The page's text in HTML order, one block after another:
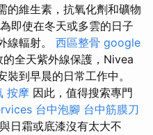
的維生素，抗氧化劑和礦物
即使在冬天或多雲的日子
線輻射。 西區整骨 google
的全天紫外線保護，Nivea
到早晨的日常工作中。
按摩 因此，值得搜索專門
台中泡腳 台中筋膜刀
日霜或底漆沒有太大不